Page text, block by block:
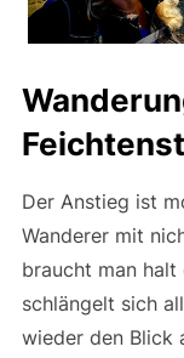
Der Anstieg ist
Wanderer mit
braucht man halt
schlängelt sich
wieder den Blick